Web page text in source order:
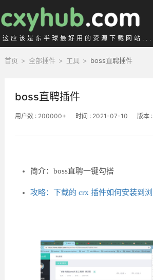
这应该是东半球最好用的资源下载网站...
首页 > 全部插件 > 工具 > boss直聘插件
boss直聘插件
用户数 : 200000+ 时间 : 2021-07-10 版本
简介：boss直聘一键勾搭
攻略：下载的 crx 插件如何安装到浏